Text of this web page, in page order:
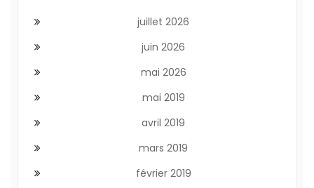
juillet 2026
juin 2026
mai 2026
mai 2019
avril 2019
mars 2019
février 2019